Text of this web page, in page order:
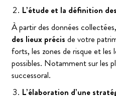
L’étude et la définition
À partir des données
des lieux précis de votre
forts, les zones de risque et les
possibles. Notamment sur les
successoral.
L’élaboration d’une